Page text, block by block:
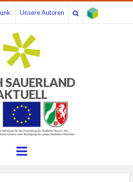
Unsere Autoren
SAUERLAND
Menu